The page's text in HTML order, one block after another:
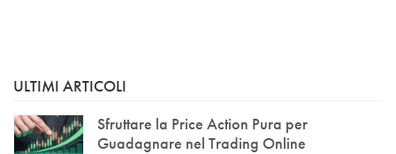
ULTIMI ARTICOLI
Sfruttare la Price Action Pura per
Guadagnare nel Trading Online